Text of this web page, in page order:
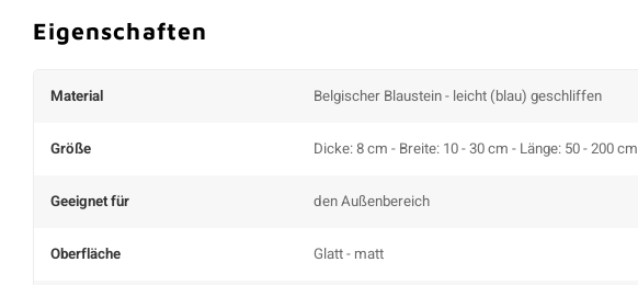
Eigenschaften
Material Belgischer Blaustein - leicht (blau) geschliffen
Größe Dicke: 8 cm - Breite: 10 - 30 cm - Länge: 50 - 200 cm
Geeignet für den Außenbereich
Oberfläche Glatt - matt